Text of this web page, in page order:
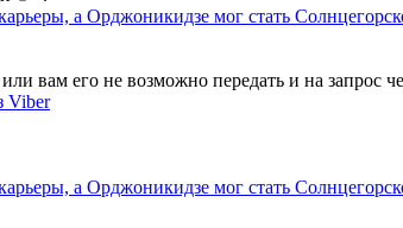
а Орджоникидзе мог стать
вам его не возможно передать и на запрос
Viber
а Орджоникидзе мог стать